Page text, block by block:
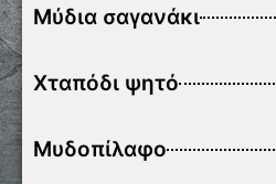
Μύδια σαγανάκι
Χταπόδι ψητό
Μυδοπίλαφο